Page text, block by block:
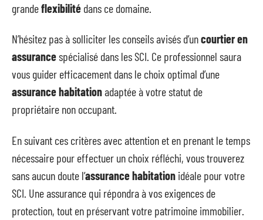
grandeflexibilité dans ce domaine.
N’hésitez pas à solliciter les conseils avisés d’uncourtier en
assurancespécialisé dans les SCI. Ce professionnel saura
vous guider efficacement dans le choix optimal d’une
assurance habitationadaptée à votre statut de
propriétaire non occupant.
En suivant ces critères avec attention et en prenant le temps
nécessaire pour effectuer un choix réfléchi, vous trouverez
sans aucun doute l’assurance habitation idéale pour votre
SCI. Une assurance qui répondra à vos exigences de
protection, tout en préservant votre patrimoine immobilier.